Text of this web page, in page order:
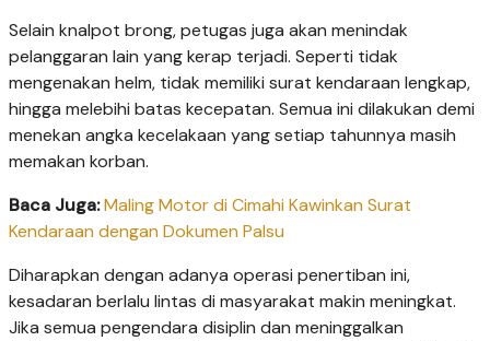
Selain knalpot brong, petugas juga akan menindak
pelanggaran lain yang kerap terjadi. Seperti tidak
mengenakan helm, tidak memiliki surat kendaraan lengkap,
hingga melebihi batas kecepatan. Semua ini dilakukan demi
menekan angka kecelakaan yang setiap tahunnya masih
memakan korban.
Baca Juga:Maling Motor di Cimahi Kawinkan Surat
Kendaraan dengan Dokumen Palsu
Diharapkan dengan adanya operasi penertiban ini,
kesadaran berlalu lintas di masyarakat makin meningkat.
Jika semua pengendara disiplin dan meninggalkan